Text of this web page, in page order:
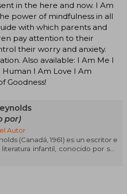
in the here and now. I Am
power of mindfulness in all
with which parents and
pay attention to their
their worry and anxiety.
Also available: I Am Me I
I Am Love I Am
Goodness!
por)
Autor
(Canadá, 1961) es un escritor e
infantil, conocido por sus
inspiran la creatividad, la